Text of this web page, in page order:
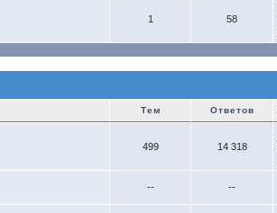
1 58
Тем Ответов
499 14 318
-- --